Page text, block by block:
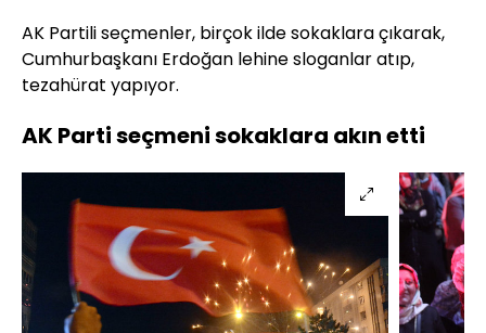
AK Partili seçmenler, birçok ilde sokaklara çıkarak,
Cumhurbaşkanı Erdoğan lehine sloganlar atıp,
tezahürat yapıyor.
AK Parti seçmeni sokaklara akın etti